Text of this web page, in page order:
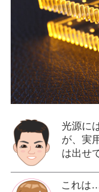
光源に
が、実
は出せ
これは